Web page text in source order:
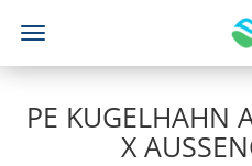
PE KUGELHAHN